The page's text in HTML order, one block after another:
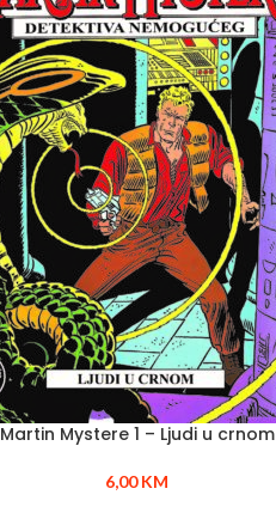
Martin Mystere 1 – Ljudi u crnom
6,00KM